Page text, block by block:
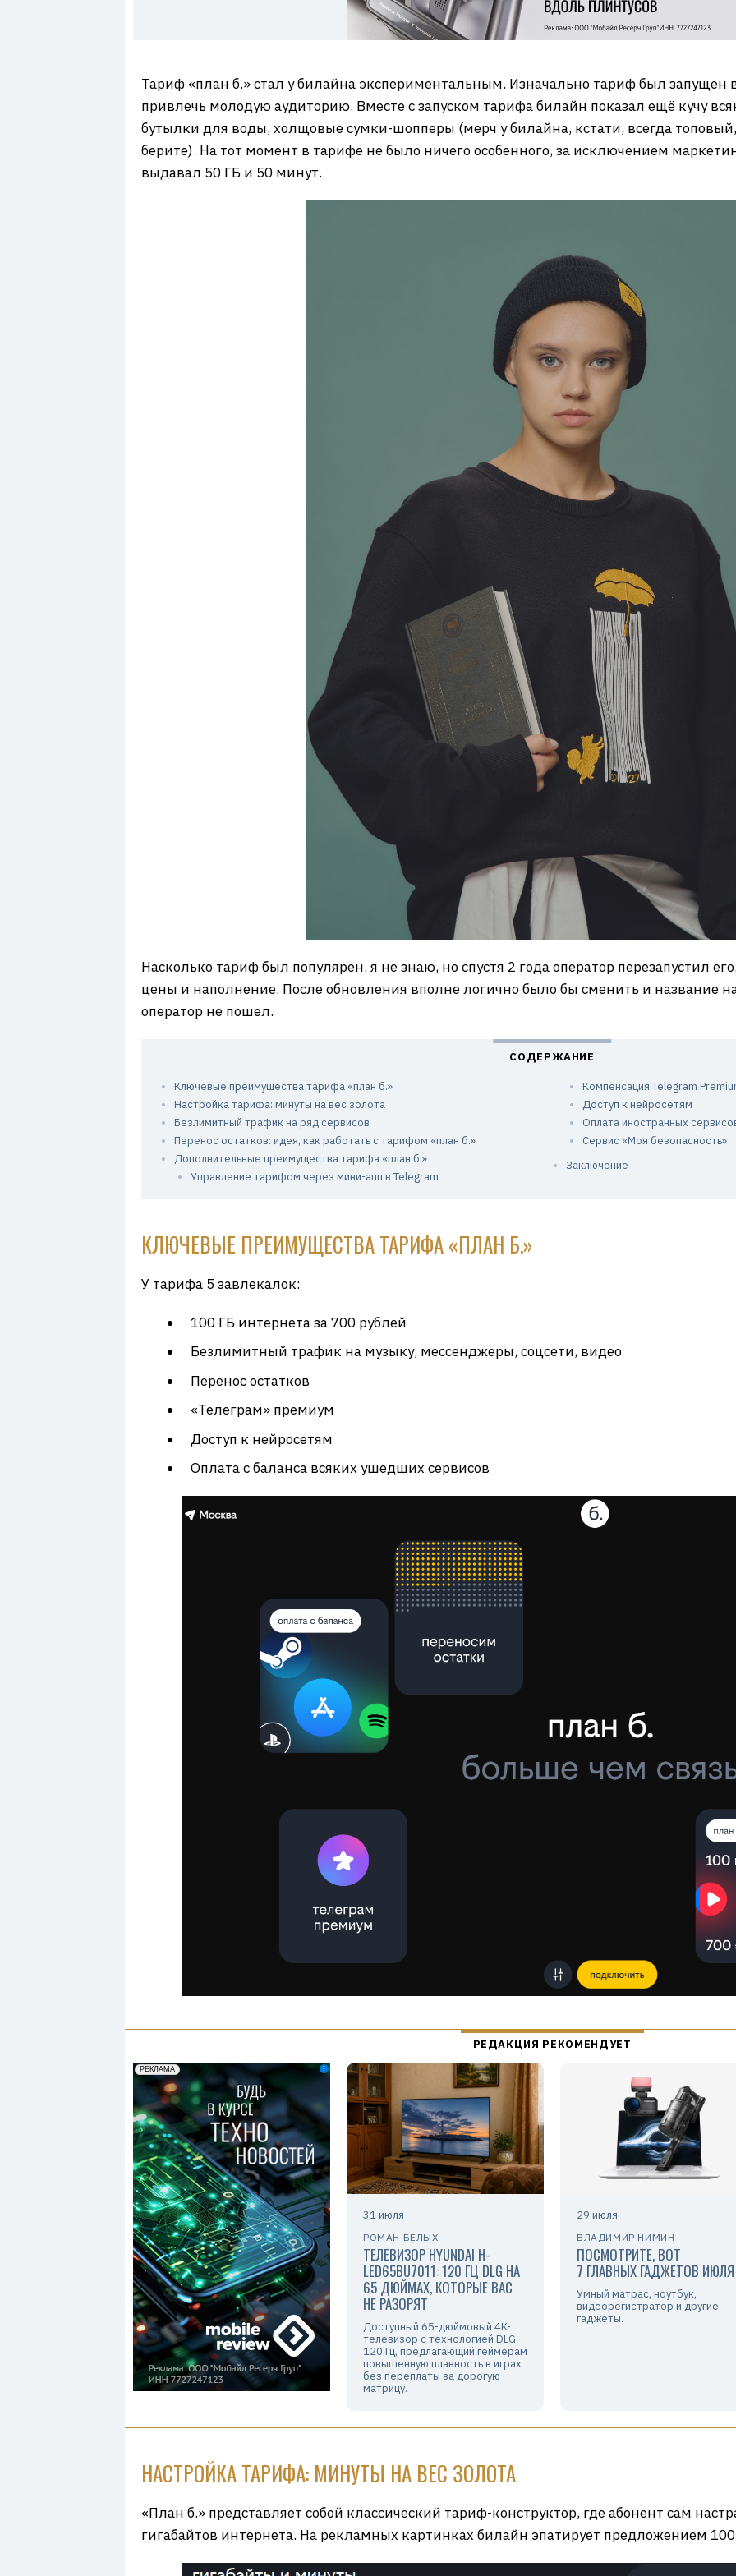
Тариф «план б.» стал у билайна экспериментальным. Изначально тариф был запущен
привлечь молодую аудиторию. Вместе с запуском тарифа билайн показал ещё кучу
бутылки для воды, холщовые сумки-шопперы (мерч у билайна, кстати, всегда топовый,
берите). На тот момент в тарифе не было ничего особенного, за исключением
выдавал 50 ГБ и 50 минут.
Насколько тариф был популярен, я не знаю, но спустя 2 года оператор перезапустил
цены и наполнение. После обновления вполне логично было бы сменить и название
оператор не пошел.
Ключевые преимущества тарифа «план б.»
Настройка тарифа: минуты на вес золота
Безлимитный трафик на ряд сервисов
Перенос остатков: идея, как работать с тарифом «план б.»
Дополнительные преимущества тарифа «план б.»
Управление тарифом через мини-апп в Telegram
Компенсация Telegram
Доступ к нейросетям
Оплата иностранных
Сервис «Моя безопасность»
Заключение
КЛЮЧЕВЫЕ ПРЕИМУЩЕСТВА ТАРИФА «ПЛАН Б.»
У тарифа 5 завлекалок:
100 ГБ интернета за 700 рублей
Безлимитный трафик на музыку, мессенджеры, соцсети, видео
Перенос остатков
«Телеграм» премиум
Доступ к нейросетям
Оплата с баланса всяких ушедших сервисов
31 июля
РОМАН БЕЛЫХ
ТЕЛЕВИЗОР HYUNDAI H-
LED65BU7011: 120 ГЦ DLG НА
65 ДЮЙМАХ, КОТОРЫЕ ВАС
НЕ РАЗОРЯТ
Доступный 65-дюймовый 4K-
телевизор с технологией DLG
120 Гц, предлагающий геймерам
повышенную плавность в играх
без переплаты за дорогую
матрицу.
29 июля
ВЛАДИМИР НИМИН
ПОСМОТРИТЕ, ВОТ
7 ГЛАВНЫХ ГАДЖЕТОВ ИЮЛЯ
Умный матрас, ноутбук,
видеорегистратор и другие
гаджеты.
НАСТРОЙКА ТАРИФА: МИНУТЫ НА ВЕС ЗОЛОТА
«План б.» представляет собой классический тариф-конструктор, где абонент сам
гигабайтов интернета. На рекламных картинках билайн эпатирует предложением 100